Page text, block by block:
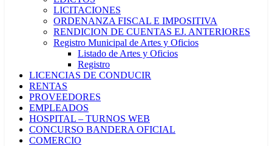
LICITACIONES
ORDENANZA FISCAL E IMPOSITIVA
RENDICION DE CUENTAS EJ. ANTERIORES
Registro Municipal de Artes y Oficios
Listado de Artes y Oficios
Registro
LICENCIAS DE CONDUCIR
RENTAS
PROVEEDORES
EMPLEADOS
HOSPITAL – TURNOS WEB
CONCURSO BANDERA OFICIAL
COMERCIO